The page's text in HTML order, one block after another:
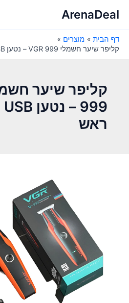
לתוכןArenaDeal
דף הבית
מוצרים
קליפר שיער חשמלי VGR 999 – נטען USB וגילוף ראש
ראש